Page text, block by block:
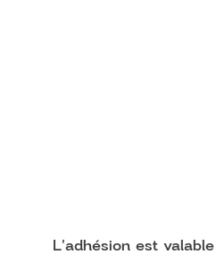
L'adhésion est